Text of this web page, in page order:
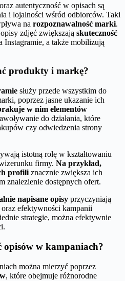
autentyczność w opisach są
i lojalności wśród odbiorców. Taki
na rozpoznawalność marki.
zdjęć zwiększają skuteczność
Instagramie, a także mobilizują
produkty i markę?
służy przede wszystkim do
poprzez jasne ukazanie ich
w nim elementów
do działania, które
czy odwiedzenia strony
istotną rolę w kształtowaniu
firmy. Na przykład,
profili znacznie zwiększa ich
znalezienie dostępnych ofert.
napisane opisy przyczyniają
efektywności kampanii
strategie, można efektywnie
opisów w kampaniach?
można mierzyć poprzez
, które obejmuje różnorodne